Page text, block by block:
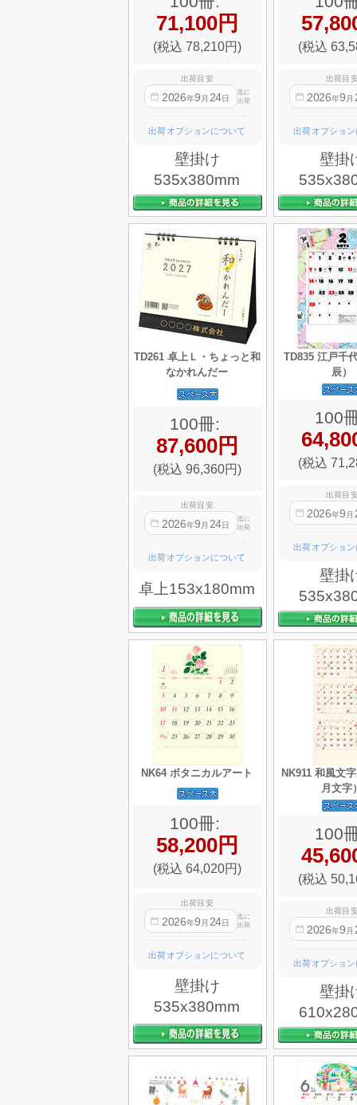
71,100円
(税込 78,210円)
出荷目安
2026年9 月 24日
迄に
出荷
出荷オプションについて
壁掛け
535x380mm
(税込
出荷目
2026年9 月
出荷オプショ
壁掛
TD261 卓上Ｌ・ちょっと和
なかれんだー
100冊:
87,600円
(税込 96,360円)
出荷目安
2026年9 月 24日
迄に
出荷
出荷オプションについて
卓上153x180mm
TD835 江戸千
辰）
100
(税込
出荷目
2026年9 月
出荷オプショ
壁掛
NK64 ボタニカルアート
100冊:
58,200円
(税込 64,020円)
出荷目安
2026年9 月 24日
迄に
出荷
出荷オプションについて
壁掛け
535x380mm
NK911 和風文
月文字
100
(税込
出荷目
2026年9 月
出荷オプショ
壁掛